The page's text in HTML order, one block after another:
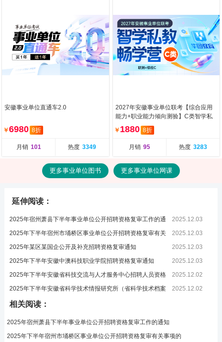
安徽事业单位直通车2.0
￥6980 8折
月销 101 热度 3349
2027年安徽事业单位联考【综合应用
能力+职业能力倾向测验】C类智学私
教畅学营（含图书）
￥ 1880 8折
月销 95 热度 3283
更多事业单位图书 更多事业单位网课
延伸阅读：
2025年宿州萧县下半年事业单位公开招聘资格复审工作的通
知
2025.12.03
2025年下半年宿州市埇桥区事业单位公开招聘资格复审有关
事项的
2025.12.03
2025年某区某国企公开及补充招聘资格复审通知
2025.12.03
2025年下半年安徽中澳科技职业学院招聘资格复审通知
2025.12.03
2025年下半年安徽省科技交流与人才服务中心招聘人员资格
复审的
2025.12.02
2025年下半年安徽省科学技术情报研究所（省科学技术档案
馆）招
2025.12.02
相关阅读：
2025年宿州萧县下半年事业单位公开招聘资格复审工作的通知
2025年下半年宿州市埇桥区事业单位公开招聘资格复审有关事项的